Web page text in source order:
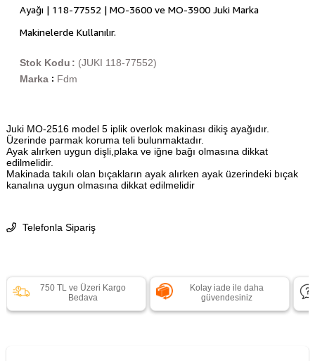
Ayağı | 118-77552 | MO-3600 ve MO-3900 Juki Marka
Makinelerde Kullanılır.
(JUKI 118-77552)
Stok Kodu
Marka : Fdm
Juki MO-2516 model 5 iplik overlok makinası dikiş ayağıdır.
Üzerinde parmak koruma teli bulunmaktadır.
Ayak alırken uygun dişli,plaka ve iğne bağı olmasına dikkat
edilmelidir.
Makinada takılı olan bıçakların ayak alırken ayak üzerindeki bıçak
kanalına uygun olmasına dikkat edilmelidir
Telefonla Sipariş
750 TL ve Üzeri Kargo
Bedava
Kolay iade ile daha
güvendesiniz